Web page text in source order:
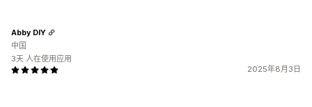
2025年8月3日
Abby DIY
中国
3天 人在使用应用